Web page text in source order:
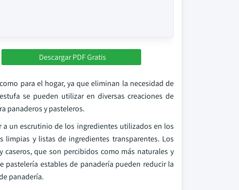
Descargar PDF Gratis
para el hogar, ya que eliminan la necesidad de
se pueden utilizar en diversas creaciones de
panaderos y pasteleros.
un escrutinio de los ingredientes utilizados en los
limpias y listas de ingredientes transparentes. Los
que son percibidos como más naturales y
estables de panadería pueden reducir la
panadería.